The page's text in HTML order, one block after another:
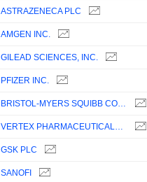
ASTRAZENECA PLC
AMGEN INC.
GILEAD SCIENCES, INC.
PFIZER INC.
BRISTOL-MYERS SQUIBB COMPANY
VERTEX PHARMACEUTICALS INCORPORATED
GSK PLC
SANOFI